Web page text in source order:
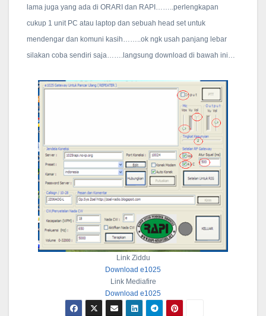
lama juga yang ada di ORARI dan RAPI……..perlengkapan
cukup 1 unit PC atau laptop dan sebuah head set untuk
mendengar dan komuni kasih……..ok ngk usah panjang lebar
silakan coba sendiri saja…….langsung download di bawah ini…
Link Ziddu
Download e1025
Link Mediafire
Download e1025